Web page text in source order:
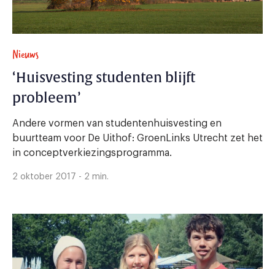
Nieuws
‘Huisvesting studenten blijft
probleem’
Andere vormen van studentenhuisvesting en
buurtteam voor De Uithof: GroenLinks Utrecht zet het
in conceptverkiezingsprogramma.
2 oktober 2017 - 2 min.